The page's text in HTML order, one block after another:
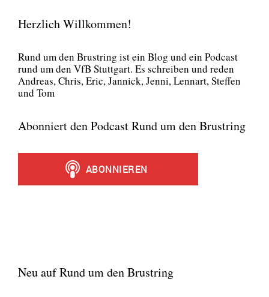
Herzlich Willkommen!
Rund um den Brust­ring ist ein Blog und ein Pod­cast
rund um den VfB Stutt­gart. Es schrei­ben und reden
Andre­as, Chris, Eric, Jan­nick, Jen­ni, Lenn­art, Stef­fen
und Tom
Abonniert den Podcast Rund um den Brustring
Neu auf Rund um den Brustring